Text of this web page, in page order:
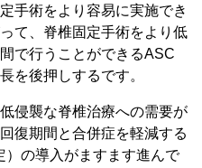
手術をより容易に実施でき
て、脊椎固定手術をより低
で行うことができるASC
を後押しするです。
侵襲な脊椎治療への需要が
復期間と合併症を軽減する
）の導入がますます進んで